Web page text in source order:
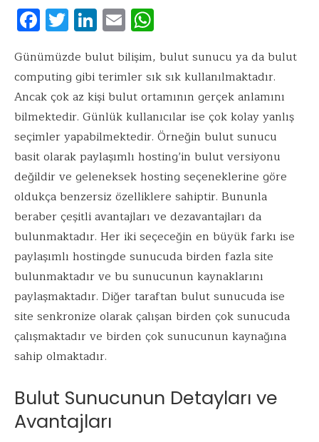
F
ac
e
b
o
o
k
T
w
it
te
r
Li
n
k
e
dI
n
E
m
ai
l
h
at
s
A
p
p
Günümüzde bulut bilişim, bulut sunucu ya da bulut
computing gibi terimler sık sık kullanılmaktadır.
Ancak çok az kişi bulut ortamının gerçek anlamını
bilmektedir. Günlük kullanıcılar ise çok kolay yanlış
seçimler yapabilmektedir. Örneğin bulut sunucu
basit olarak paylaşımlı hosting’in bulut versiyonu
değildir ve geleneksek hosting seçeneklerine göre
oldukça benzersiz özelliklere sahiptir. Bununla
beraber çeşitli avantajları ve dezavantajları da
bulunmaktadır. Her iki seçeceğin en büyük farkı ise
paylaşımlı hostingde sunucuda birden fazla site
bulunmaktadır ve bu sunucunun kaynaklarını
paylaşmaktadır. Diğer taraftan bulut sunucuda ise
site senkronize olarak çalışan birden çok sunucuda
çalışmaktadır ve birden çok sunucunun kaynağına
sahip olmaktadır.
Bulut Sunucunun Detayları ve
Avantajları